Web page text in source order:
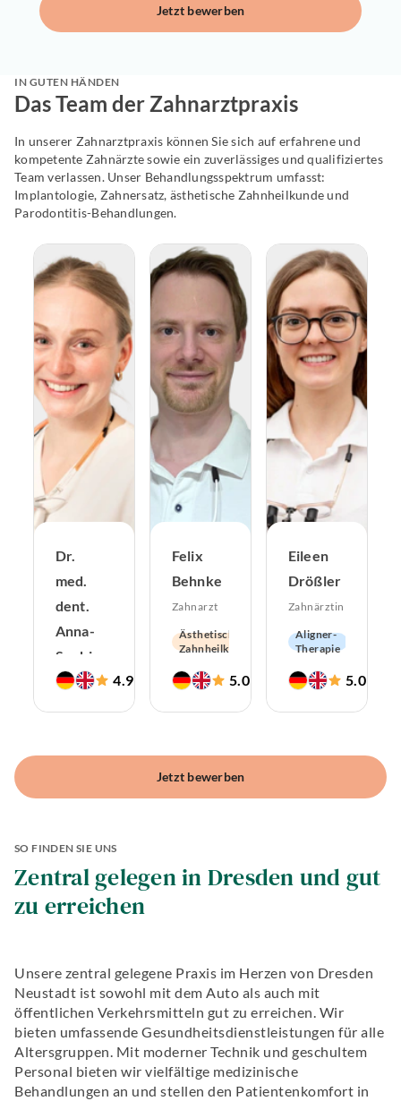
Jetzt bewerben
IN GUTEN HÄNDEN
Das Team der Zahnarztpraxis
In unserer Zahnarztpraxis können Sie sich auf erfahrene und
kompetente Zahnärzte sowie ein zuverlässiges und qualifiziertes
Team verlassen. Unser Behandlungsspektrum umfasst:
Implantologie, Zahnersatz, ästhetische Zahnheilkunde und
Parodontitis-Behandlungen.
Dr.
med.
dent.
Anna-
Sophie
Runge
Aligner-
Biologische
Zahnmedizin
4.9
Felix
Behnke
Zahnarzt
Ästhetische
Zahnheilkunde
Zahnersatz
Implantologie
5.0
Eileen
Drößler
Zahnärztin
Aligner-
Therapie
5.0
Jetzt bewerben
SO FINDEN SIE UNS
Zentral gelegen in Dresden und gut
zu erreichen
Unsere zentral gelegene Praxis im Herzen von Dresden
Neustadt ist sowohl mit dem Auto als auch mit
öffentlichen Verkehrsmitteln gut zu erreichen. Wir
bieten umfassende Gesundheitsdienstleistungen für alle
Altersgruppen. Mit moderner Technik und geschultem
Personal bieten wir vielfältige medizinische
Behandlungen an und stellen den Patientenkomfort in